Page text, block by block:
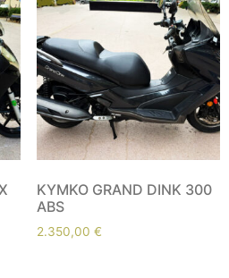
KYMKO GRAND DINK 300
ABS
2.350,00 €